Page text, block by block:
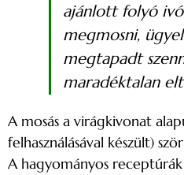
ajánlott folyó
megmosni,
megtapadt
maradéktalan
A mosás a virágkivonat
felhasználásával készült)
A hagyományos